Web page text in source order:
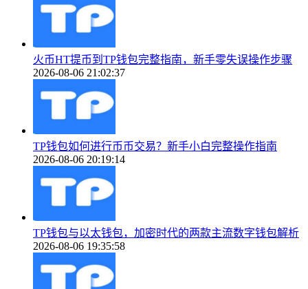
火币HT提币到TP钱包完整指南，新手零失误操作步骤
2026-08-06 21:02:37
TP钱包如何进行币币交易？新手小白完整操作指南
2026-08-06 20:19:14
TP钱包与以太钱包，加密时代的两款主流数字钱包解析
2026-08-06 19:35:58